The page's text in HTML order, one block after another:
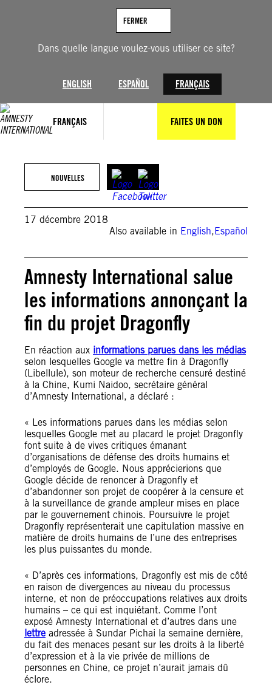
Dans quelle langue voulez-vous utiliser ce site?
ENGLISH ESPAÑOL FRANÇAIS
FERMER
FRANÇAIS FAITES UN DON
NOUVELLES
17 décembre 2018
Also available in English,Español
Amnesty International salue
les informations annonçant la
fin du projet Dragonfly
En réaction aux informations parues dans les médias
selon lesquelles Google va mettre fin à Dragonfly
(Libellule), son moteur de recherche censuré destiné
à la Chine, Kumi Naidoo, secrétaire général
d’Amnesty International, a déclaré :
« Les informations parues dans les médias selon
lesquelles Google met au placard le projet Dragonfly
font suite à de vives critiques émanant
d’organisations de défense des droits humains et
d’employés de Google. Nous apprécierions que
Google décide de renoncer à Dragonfly et
d’abandonner son projet de coopérer à la censure et
à la surveillance de grande ampleur mises en place
par le gouvernement chinois. Poursuivre le projet
Dragonfly représenterait une capitulation massive en
matière de droits humains de l’une des entreprises
les plus puissantes du monde.
« D’après ces informations, Dragonfly est mis de côté
en raison de divergences au niveau du processus
interne, et non de préoccupations relatives aux droits
humains – ce qui est inquiétant. Comme l’ont
exposé Amnesty International et d’autres dans une
lettre adressée à Sundar Pichai la semaine dernière,
du fait des menaces pesant sur les droits à la liberté
d’expression et à la vie privée de millions de
personnes en Chine, ce projet n’aurait jamais dû
éclore.